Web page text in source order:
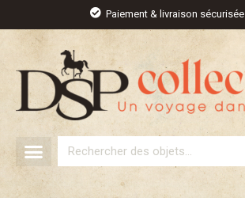
contenu
Paiement & livraison sécurisée
Rechercher